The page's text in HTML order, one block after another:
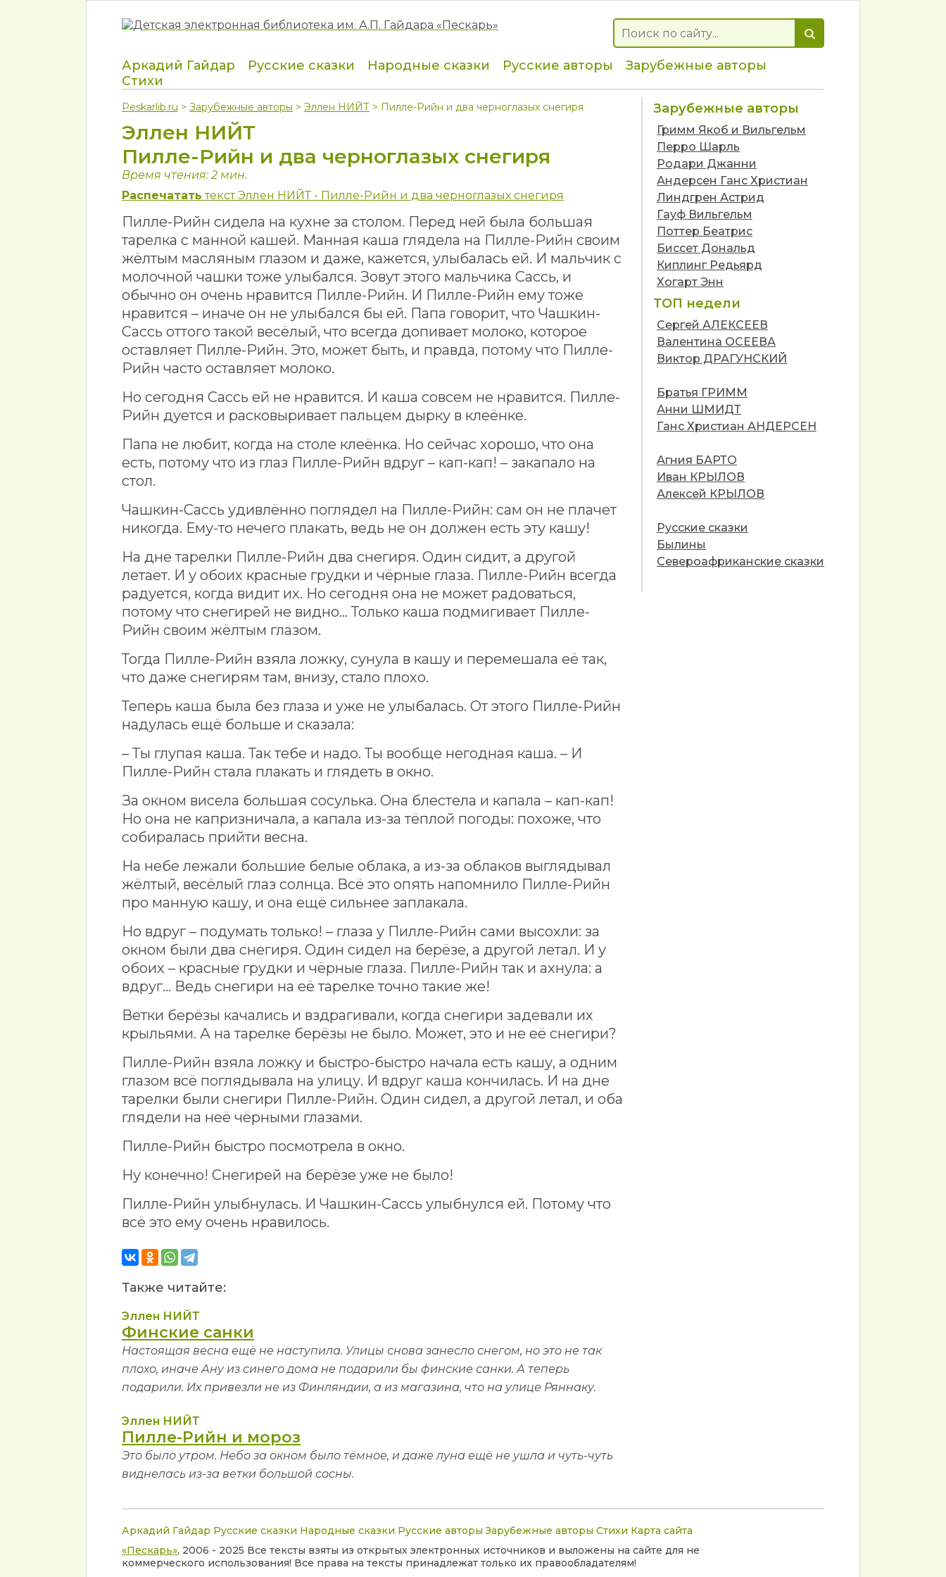
Аркадий Гайдар Русские сказки Народные сказки Русские авторы
Зарубежные авторы
Стихи
Peskarlib.ru > Зарубежные авторы > Эллен НИЙТ > Пилле-Рийн и два черноглазых снегиря
Эллен НИЙТ
Пилле-Рийн и два черноглазых снегиря
Время чтения: 2 мин.
Распечатать текст Эллен НИЙТ - Пилле-Рийн и два черноглазых снегиря
Пилле-Рийн сидела на кухне за столом. Перед ней была большая
тарелка с манной кашей. Манная каша глядела на Пилле-Рийн своим
жёлтым масляным глазом и даже, кажется, улыбалась ей. И мальчик с
молочной чашки тоже улыбался. Зовут этого мальчика Сассь, и
обычно он очень нравится Пилле-Рийн. И Пилле-Рийн ему тоже
нравится – иначе он не улыбался бы ей. Папа говорит, что Чашкин-
Сассь оттого такой весёлый, что всегда допивает молоко, которое
оставляет Пилле-Рийн. Это, может быть, и правда, потому что Пилле-
Рийн часто оставляет молоко.
Но сегодня Сассь ей не нравится. И каша совсем не нравится. Пилле-
Рийн дуется и расковыривает пальцем дырку в клеёнке.
Папа не любит, когда на столе клеёнка. Но сейчас хорошо, что она
есть, потому что из глаз Пилле-Рийн вдруг – кап-кап! – закапало на
стол.
Чашкин-Сассь удивлённо поглядел на Пилле-Рийн: сам он не плачет
никогда. Ему-то нечего плакать, ведь не он должен есть эту кашу!
На дне тарелки Пилле-Рийн два снегиря. Один сидит, а другой
летает. И у обоих красные грудки и чёрные глаза. Пилле-Рийн всегда
радуется, когда видит их. Но сегодня она не может радоваться,
потому что снегирей не видно… Только каша подмигивает Пилле-
Рийн своим жёлтым глазом.
Тогда Пилле-Рийн взяла ложку, сунула в кашу и перемешала её так,
что даже снегирям там, внизу, стало плохо.
Теперь каша была без глаза и уже не улыбалась. От этого Пилле-Рийн
надулась ещё больше и сказала:
– Ты глупая каша. Так тебе и надо. Ты вообще негодная каша. – И
Пилле-Рийн стала плакать и глядеть в окно.
За окном висела большая сосулька. Она блестела и капала – кап-кап!
Но она не капризничала, а капала из-за тёплой погоды: похоже, что
собиралась прийти весна.
На небе лежали большие белые облака, а из-за облаков выглядывал
жёлтый, весёлый глаз солнца. Всё это опять напомнило Пилле-Рийн
про манную кашу, и она ещё сильнее заплакала.
Но вдруг – подумать только! – глаза у Пилле-Рийн сами высохли: за
окном были два снегиря. Один сидел на берёзе, а другой летал. И у
обоих – красные грудки и чёрные глаза. Пилле-Рийн так и ахнула: а
вдруг… Ведь снегири на её тарелке точно такие же!
Ветки берёзы качались и вздрагивали, когда снегири задевали их
крыльями. А на тарелке берёзы не было. Может, это и не её снегири?
Пилле-Рийн взяла ложку и быстро-быстро начала есть кашу, а одним
глазом всё поглядывала на улицу. И вдруг каша кончилась. И на дне
тарелки были снегири Пилле-Рийн. Один сидел, а другой летал, и оба
глядели на неё чёрными глазами.
Пилле-Рийн быстро посмотрела в окно.
Ну конечно! Снегирей на берёзе уже не было!
Пилле-Рийн улыбнулась. И Чашкин-Сассь улыбнулся ей. Потому что
всё это ему очень нравилось.
Также читайте:
Эллен НИЙТ
Финские санки
Настоящая весна ещё не наступила. Улицы снова занесло снегом, но это не так
плохо, иначе Ану из синего дома не подарили бы финские санки. А теперь
подарили. Их привезли не из Финляндии, а из магазина, что на улице Ряннаку.
Эллен НИЙТ
Пилле-Рийн и мороз
Это было утром. Небо за окном было тёмное, и даже луна ещё не ушла и чуть-чуть
виднелась из-за ветки большой сосны.
Зарубежные авторы
Гримм Якоб и Вильгельм
Перро Шарль
Родари Джанни
Андерсен Ганс Христиан
Линдгрен Астрид
Гауф Вильгельм
Поттер Беатрис
Биссет Дональд
Киплинг Редьярд
Хогарт Энн
ТОП недели
Сергей АЛЕКСЕЕВ
Валентина ОСЕЕВА
Виктор ДРАГУНСКИЙ
Братья ГРИММ
Анни ШМИДТ
Ганс Христиан АНДЕРСЕН
Агния БАРТО
Иван КРЫЛОВ
Алексей КРЫЛОВ
Русские сказки
Былины
Североафриканские сказки
Аркадий Гайдар Русские сказки Народные сказки Русские авторы Зарубежные авторы Стихи Карта сайта
«Пескарь», 2006 - 2025 Все тексты взяты из открытых электронных источников и выложены на сайте для не
коммерческого использования! Все права на тексты принадлежат только их правообладателям!